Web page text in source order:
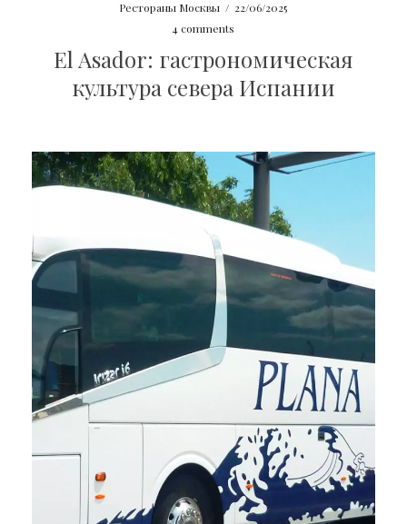
Рестораны Москвы / 22/06/2025
4 comments
El Asador: гастрономическая
культура севера Испании